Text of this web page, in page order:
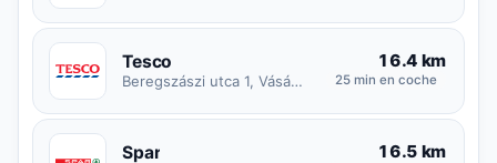
Tesco
Beregszászi utca 1, Vásárosnamény
16.4 km
25 min en coche
Spar 16.5 km